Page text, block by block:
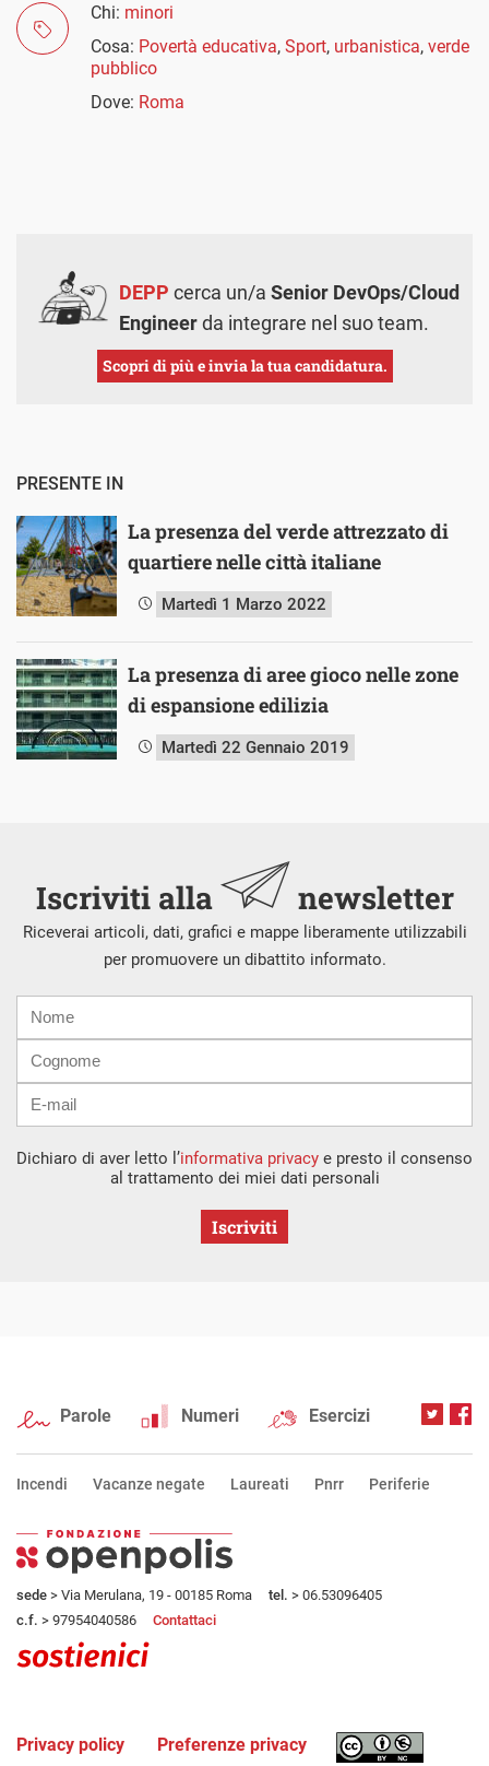
Chi: minori
Cosa: Povertà educativa, Sport, urbanistica, verde
pubblico
Dove: Roma
DEPP cerca un/a Senior DevOps/Cloud
Engineerda integrare nel suo team.
Scopri di più e invia la tua candidatura.
PRESENTE IN
La presenza del verde attrezzato di
quartiere nelle città italiane
Martedì 1 Marzo 2022
La presenza di aree gioco nelle zone
di espansione edilizia
Martedì 22 Gennaio 2019
Iscriviti alla newsletter
Riceverai articoli, dati, grafici e mappe liberamente utilizzabili
per promuovere un dibattito informato.
mail
Dichiaro di aver letto l’informativa privacy e presto il consenso
al trattamento dei miei dati personali
Iscriviti
Parole Numeri Esercizi
Incendi Vacanze negate Laureati Pnrr Periferie
sede > Via Merulana, 19 - 00185 Roma tel. > 06.53096405
c.f. > 97954040586 Contattaci
Privacy policy Preferenze privacy